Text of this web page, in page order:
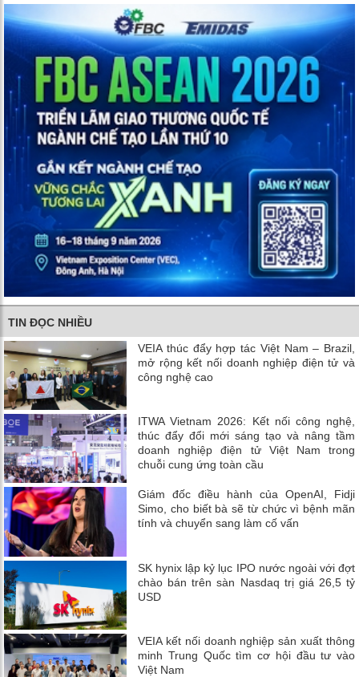
TIN ĐỌC NHIỀU
VEIA thúc đẩy hợp tác Việt Nam – Brazil,
mở rộng kết nối doanh nghiệp điện tử và
công nghệ cao
ITWA Vietnam 2026: Kết nối công nghệ,
thúc đẩy đổi mới sáng tạo và nâng tầm
doanh nghiệp điện tử Việt Nam trong
chuỗi cung ứng toàn cầu
Giám đốc điều hành của OpenAI, Fidji
Simo, cho biết bà sẽ từ chức vì bệnh mãn
tính và chuyển sang làm cố vấn
SK hynix lập kỷ lục IPO nước ngoài với đợt
chào bán trên sàn Nasdaq trị giá 26,5 tỷ
USD
VEIA kết nối doanh nghiệp sản xuất thông
minh Trung Quốc tìm cơ hội đầu tư vào
Việt Nam